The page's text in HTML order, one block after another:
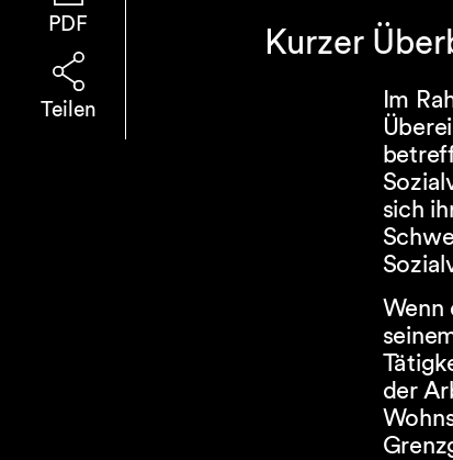
PDF
Teilen
Kurzer
Im
sich
Wenn
der